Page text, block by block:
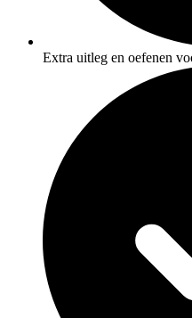
Extra uitleg en oefenen